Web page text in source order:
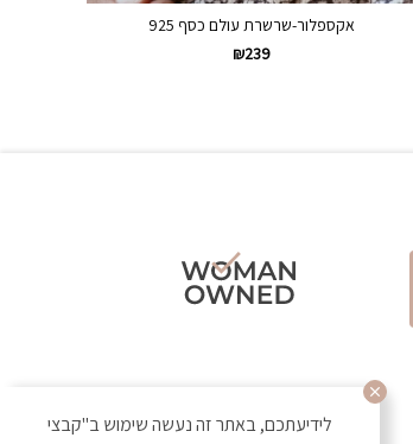
אקספלור-שרשרת עולם כסף 925
₪239
לידיעתכם, באתר זה נעשה שימוש ב"קבצי